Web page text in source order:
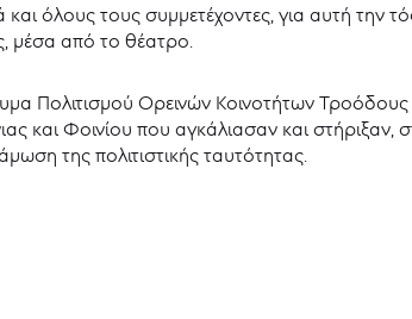
όλους τους συμμετέχοντες, για αυτή την
μέσα από το θέατρο.
Πολιτισμού Ορεινών Κοινοτήτων
και Φοινίου που αγκάλιασαν και
της πολιτιστικής ταυτότητας.